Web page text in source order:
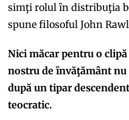
simţi rolul ȋn distribuţia
spune filosoful John
Nici măcar pentru o
nostru de ȋnvăţământ
după un tipar
teocratic.